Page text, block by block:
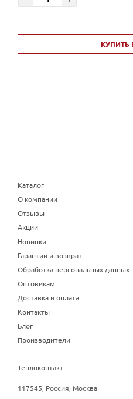
КУПИТЬ
Каталог
О компании
Отзывы
Акции
Новинки
Гарантии и возврат
Обработка персональных данных
Оптовикам
Доставка и оплата
Контакты
Блог
Производители
Теплоконтакт
117545, Россия, Москва